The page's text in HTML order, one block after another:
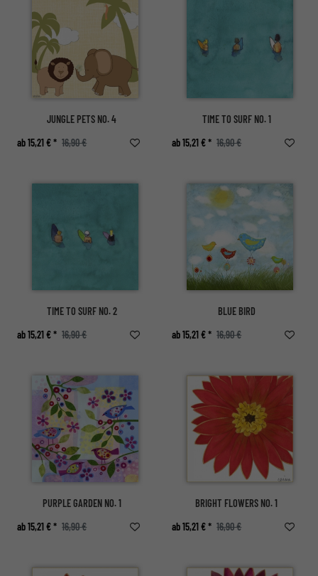
JUNGLE PETS NO. 4
ab 15,21 € * 16,90 €
TIME TO SURF NO. 1
ab 15,21 € * 16,90 €
TIME TO SURF NO. 2
ab 15,21 € * 16,90 €
BLUE BIRD
ab 15,21 € * 16,90 €
PURPLE GARDEN NO. 1
ab 15,21 € * 16,90 €
BRIGHT FLOWERS NO. 1
ab 15,21 € * 16,90 €